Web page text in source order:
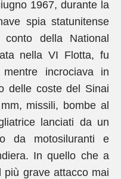
1967, durante la
spia statunitense
della National
nella VI Flotta, fu
incrociava in
delle coste del Sinai
missili, bombe al
lanciati da un
da motosiluranti e
In quello che a
più grave attacco mai